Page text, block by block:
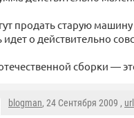
продать старую
идет о действительно
сборки —
blogman, 24 Сентября 2009 , url